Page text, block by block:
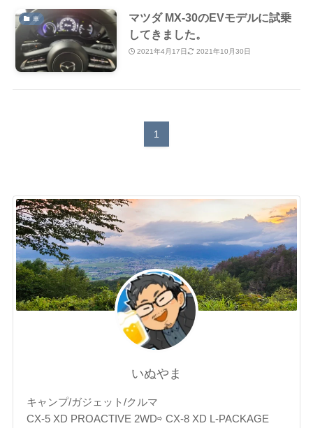
車
マツダ MX-30のEVモデルに試乗
してきました。
2021年4月17日 2021年10月30日
1
いぬやま
キャンプ/ガジェット/クルマ
CX-5 XD PROACTIVE 2WD⇨ CX-8 XD L-PACKAGE